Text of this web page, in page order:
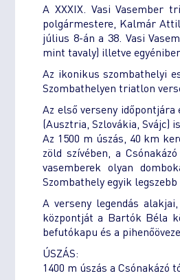
A XXXIX. Vasi Vasember
polgármestere, Kalmár
július 8-án a 38. Vasi
mint tavaly) illetve
Az ikonikus szombathelyi
Szombathelyen triatlon
Az első verseny
(Ausztria, Szlovákia, Svájc)
Az 1500 m úszás, 40 km
zöld szívében, a
vasemberek olyan
Szombathely egyik
A verseny legendás
központját a Bartók Béla
befutókapu és a
ÚSZÁS:
1400 m úszás a